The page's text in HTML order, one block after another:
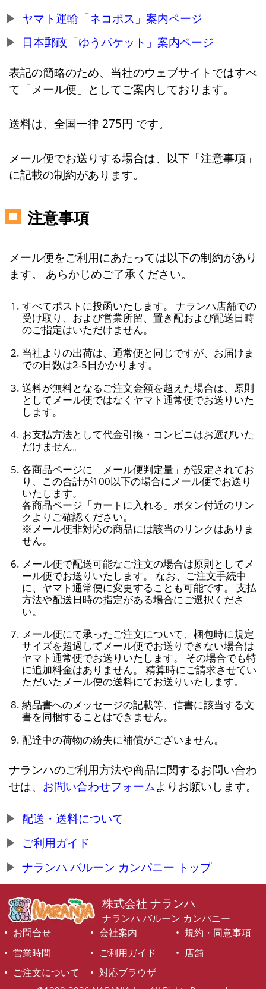
ヤマト運輸「ネコポス」案内ページ
日本郵政「ゆうパケット」案内ページ
表記の簡略のため、当社のウェブサイトではすべ
て「メール便」としてご案内しております。
送料は、全国一律 275円 です。
メール便でお送りする場合は、以下「注意事項」
に記載の制約があります。
注意事項
メール便をご利用にあたっては以下の制約があり
ます。 あらかじめご了承ください。
すべてポストに投函いたします。 ナランハ店舗での
受け取り、および営業所留、置き配および配送日時
のご指定はいただけません。
当社よりの出荷は、通常便と同じですが、お届けま
での日数は2-5日かかります。
送料が無料となるご注文金額を超えた場合は、原則
としてメール便ではなくヤマト通常便でお送りいた
します。
お支払方法として代金引換・コンビニはお選びいた
だけません。
各商品ページに「メール便判定量」が設定されてお
り、この合計が100以下の場合にメール便でお送り
いたします。
各商品ページ「カートに入れる」ボタン付近のリン
クよりご確認ください。
※メール便非対応の商品には該当のリンクはありま
せん。
メール便で配送可能なご注文の場合は原則としてメ
ール便でお送りいたします。 なお、ご注文手続中
に、ヤマト通常便に変更することも可能です。 支払
方法や配送日時の指定がある場合にご選択くださ
い。
メール便にて承ったご注文について、梱包時に規定
サイズを超過してメール便でお送りできない場合は
ヤマト通常便でお送りいたします。 その場合でも特
に追加料金はありません。 精算時にご請求させてい
ただいたメール便の送料にてお送りいたします。
納品書へのメッセージの記載等、信書に該当する文
書を同梱することはできません。
配達中の荷物の紛失に補償がございません。
ナランハのご利用方法や商品に関するお問い合わ
せは、 お問い合わせフォームよりお願いします。
配送・送料について
ご利用ガイド
ナランハ バルーン カンパニー トップ
株式会社 ナランハ
ナランハ バルーン カンパニー
お問合せ
会社案内
規約・同意事項
営業時間
ご利用ガイド
店舗
ご注文について
対応ブラウザ